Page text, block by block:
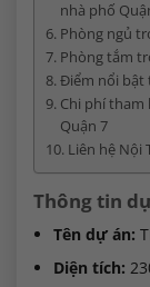
nhà phố
Phòng ngủ
Phòng tắm
Điểm nổi bật
Chi phí
Quận 7
Liên hệ Nội
Thông tin
Tên dự án:
Diện tích: